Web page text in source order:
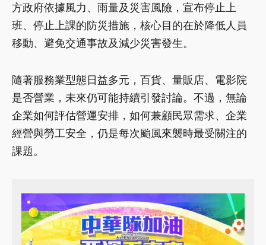
方政府依據風力、雨量及災害風險，宣布停止上
班、停止上課的防災措施，核心目的在於降低人員
移動、避免交通事故及減少災害發生。
隨著服務業型態日益多元，百貨、量販店、電影院
是否營業，未來仍可能持續引發討論。不過，無論
企業如何評估營運安排，如何兼顧民眾需求、企業
經營與勞工安全，仍是每次颱風來襲時最受關注的
課題。